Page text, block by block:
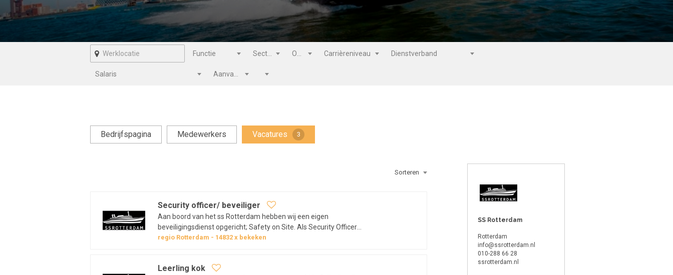
Functie Carrièreniveau Dienstverband
Salaris Rijbewijs
Bedrijfspagina Medewerkers Vacatures 3
Sorteren
Security officer/ beveiliger
Aan boord van het ss Rotterdam hebben wij een eigen
beveiligingsdienst opgericht; Safety on Site. Als Security Officer
maak je deel uit van Safety on Site. Dit ga je doen:Het ss
regio Rotterdam 14832 x bekeken
Leerling kok
SS Rotterdam
Rotterdam
info@ssrotterdam.nl
010-288 66 28
ssrotterdam.nl